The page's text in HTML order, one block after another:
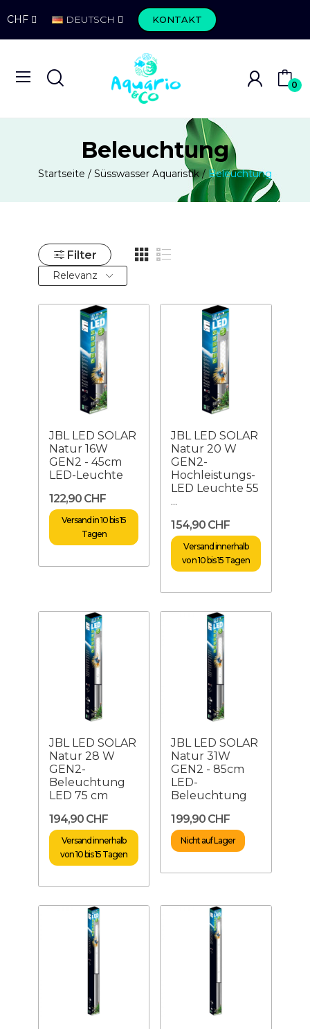
CHF DEUTSCH KONTAKT
0
Beleuchtung
Startseite Süsswasser Aquaristik Beleuchtung
Filter
Relevanz
JBL LED SOLAR
Natur 16W
GEN2 - 45cm
LED-Leuchte
122,90 CHF
Versand in 10 bis 15
Tagen
JBL LED SOLAR
Natur 20 W
GEN2-
Hochleistungs-
LED Leuchte 55
...
154,90 CHF
Versand innerhalb
von 10 bis 15 Tagen
JBL LED SOLAR
Natur 28 W
GEN2-
Beleuchtung
LED 75 cm
194,90 CHF
Versand innerhalb
von 10 bis 15 Tagen
JBL LED SOLAR
Natur 31W
GEN2 - 85cm
LED-
Beleuchtung
199,90 CHF
Nicht auf Lager